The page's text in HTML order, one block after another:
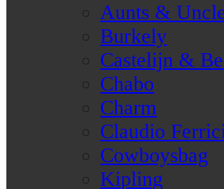
Aunts &
Burkely
Castelijn &
Chabo
Charm
Claudio
Cowboysbag
Kipling